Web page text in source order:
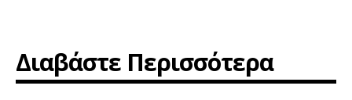
Διαβάστε Περισσότερα